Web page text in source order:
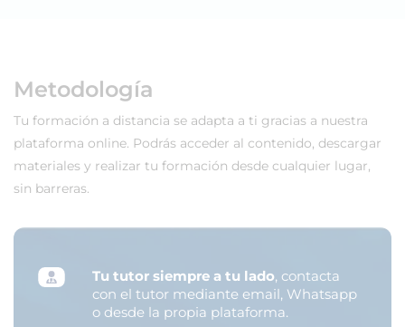
Metodología
Tu formación a distancia se adapta a ti gracias a nuestra
plataforma online. Podrás acceder al contenido, descargar
materiales y realizar tu formación desde cualquier lugar,
sin barreras.
Tu tutor siempre a tu lado, contacta
con el tutor mediante email, Whatsapp
o desde la propia plataforma.